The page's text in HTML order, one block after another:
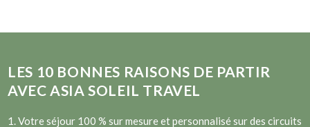
LES 10 BONNES RAISONS DE PARTIR
AVEC ASIA SOLEIL TRAVEL
1. Votre séjour 100 % sur mesure et personnalisé sur des circuits